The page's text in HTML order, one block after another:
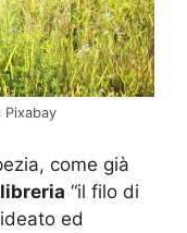
Pixabay
come già
libreria “il filo di
ed